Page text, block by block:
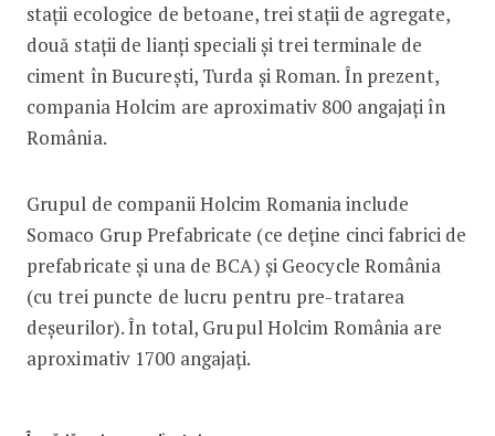
staţii ecologice de betoane, trei staţii de agregate,
două staţii de lianţi speciali şi trei terminale de
ciment în Bucureşti, Turda și Roman. În prezent,
compania Holcim are aproximativ 800 angajați în
România.
Grupul de companii Holcim Romania include
Somaco Grup Prefabricate (ce deține cinci fabrici de
prefabricate și una de BCA) și Geocycle România
(cu trei puncte de lucru pentru pre-tratarea
deșeurilor). În total, Grupul Holcim România are
aproximativ 1700 angajați.